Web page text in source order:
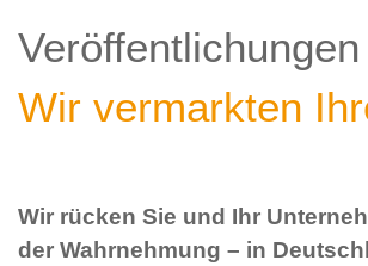
Veröffentlichungen
Wir vermarkten
Wir rücken Sie und Ihr
der Wahrnehmung – in